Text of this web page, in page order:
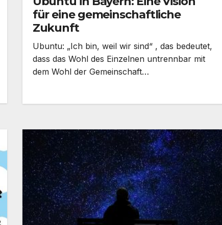
für eine gemeinschaftliche
Zukunft
Ubuntu: „Ich bin, weil wir sind“ , das bedeutet,
dass das Wohl des Einzelnen untrennbar mit
dem Wohl der Gemeinschaft…